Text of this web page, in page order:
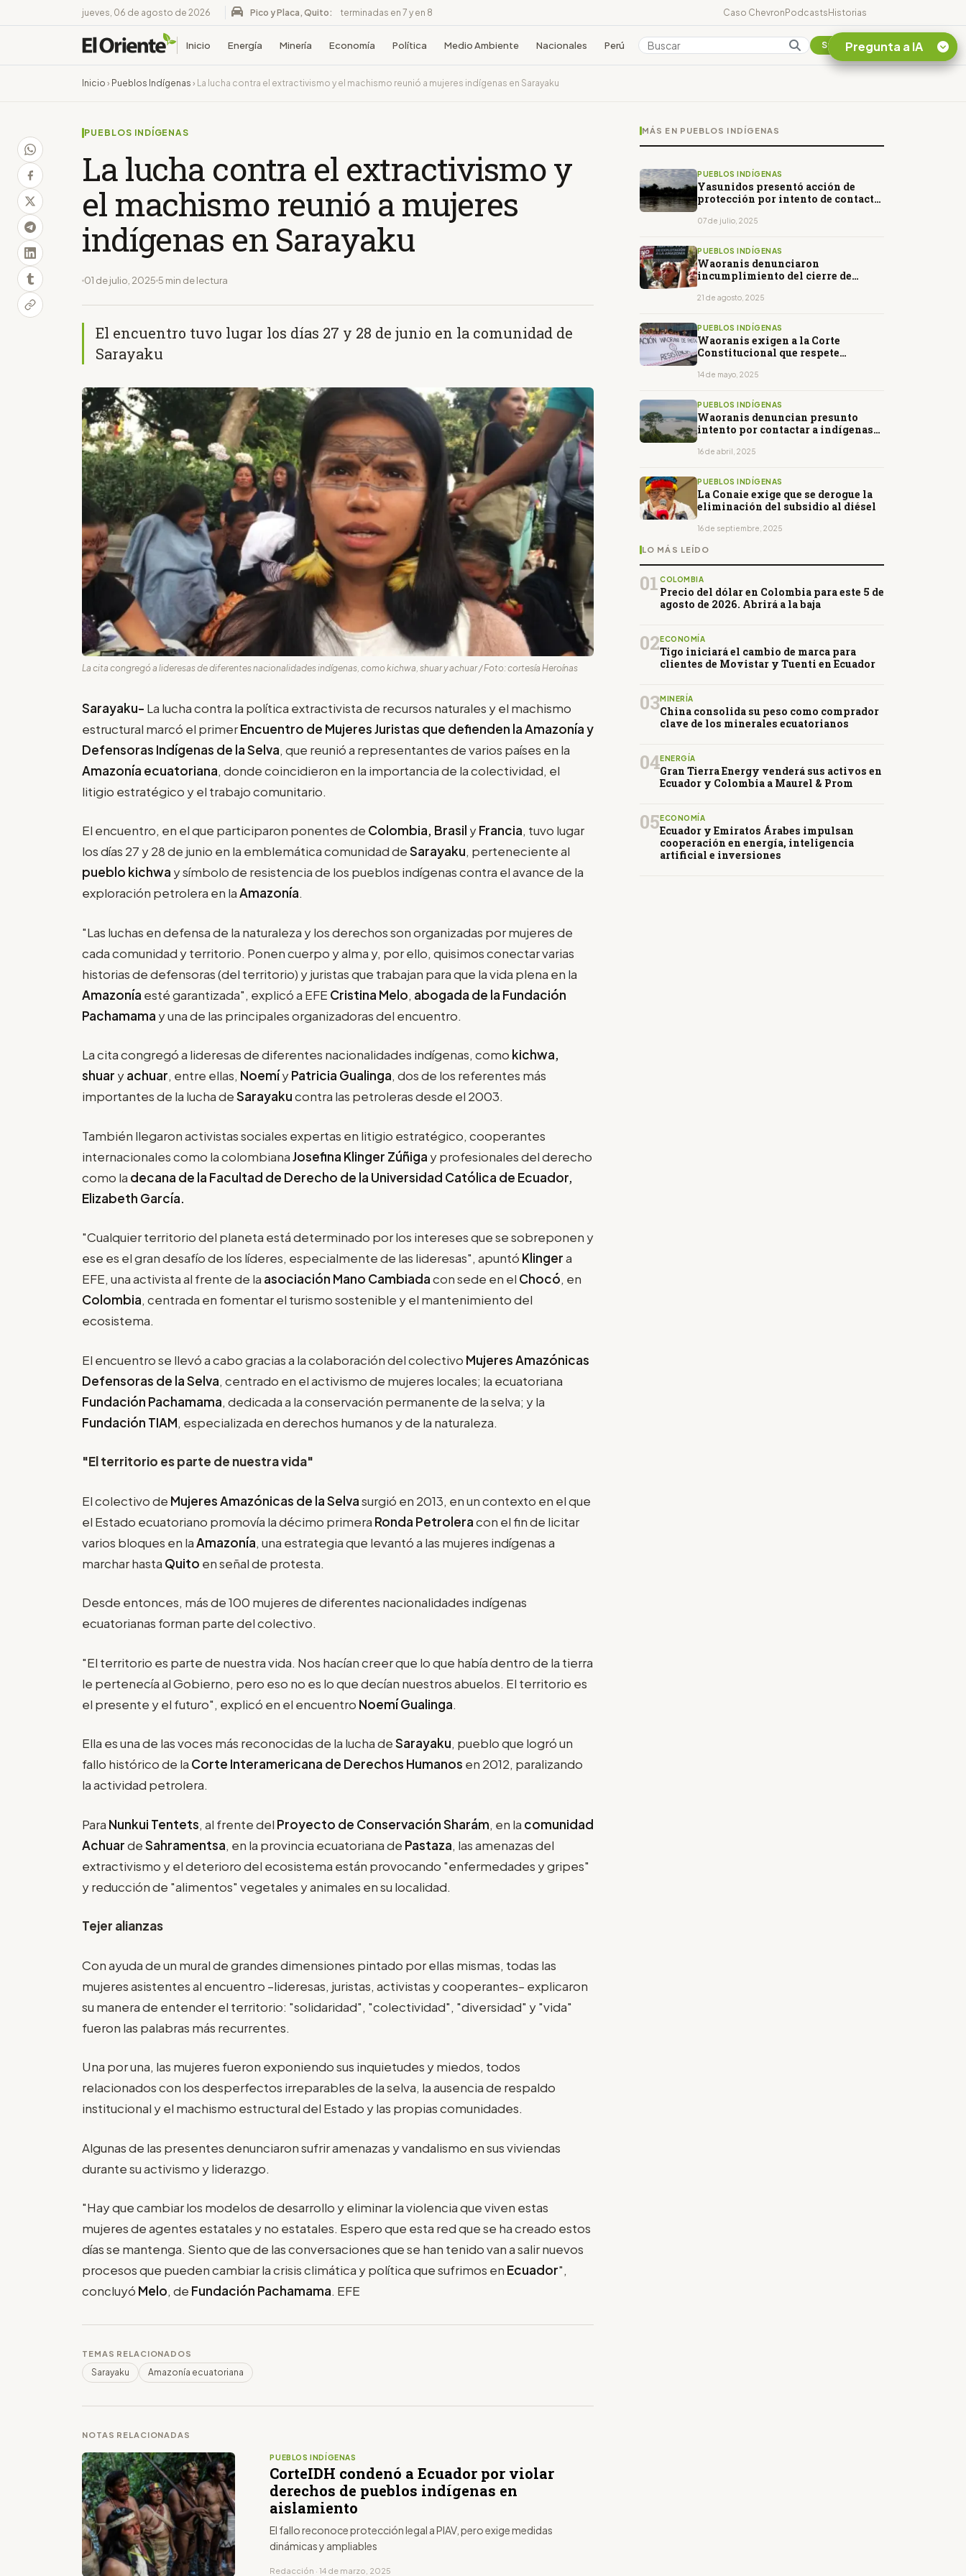
jueves, 06 de agosto de 2026 Pico y Placa, Quito: terminadas en 7 y en 8 Caso ChevronPodcastsHistorias
Inicio Energía Minería Economía Política Medio Ambiente Nacionales Perú Colombia Suscribirse
Inicio › Pueblos Indígenas › La lucha contra el extractivismo y el machismo reunió a mujeres indígenas en Sarayaku
PUEBLOS INDÍGENAS
La lucha contra el extractivismo y
el machismo reunió a mujeres
indígenas en Sarayaku
01 de julio, 2025 5 min de lectura
El encuentro tuvo lugar los días 27 y 28 de junio en la comunidad de
Sarayaku
La cita congregó a lideresas de diferentes nacionalidades indígenas, como kichwa, shuar y achuar / Foto: cortesía Heroínas
Sarayaku- La lucha contra la política extractivista de recursos naturales y el machismo
estructural marcó el primerEncuentro de Mujeres Juristas que defienden la Amazonía y
Defensoras Indígenas de la Selva, que reunió a representantes de varios países en la
Amazonía ecuatoriana, donde coincidieron en la importancia de la colectividad, el
litigio estratégico y el trabajo comunitario.
El encuentro, en el que participaron ponentes de Colombia, Brasil yFrancia, tuvo lugar
los días 27 y 28 de junio en la emblemática comunidad deSarayaku, perteneciente al
pueblo kichwa y símbolo de resistencia de los pueblos indígenas contra el avance de la
exploración petrolera en laAmazonía.
"Las luchas en defensa de la naturaleza y los derechos son organizadas por mujeres de
cada comunidad y territorio. Ponen cuerpo y alma y, por ello, quisimos conectar varias
historias de defensoras (del territorio) y juristas que trabajan para que la vida plena en la
Amazonía esté garantizada", explicó a EFE Cristina Melo, abogada de la Fundación
Pachamama y una de las principales organizadoras del encuentro.
La cita congregó a lideresas de diferentes nacionalidades indígenas, como kichwa,
shuar yachuar, entre ellas, NoemíyPatricia Gualinga, dos de los referentes más
importantes de la lucha deSarayakucontra las petroleras desde el 2003.
También llegaron activistas sociales expertas en litigio estratégico, cooperantes
internacionales como la colombianaJosefina Klinger Zúñiga y profesionales del derecho
como la decana de la Facultad de Derecho de la Universidad Católica de Ecuador,
Elizabeth García.
"Cualquier territorio del planeta está determinado por los intereses que se sobreponen y
ese es el gran desafío de los líderes, especialmente de las lideresas", apuntó Klingera
EFE, una activista al frente de la asociación Mano Cambiadacon sede en el Chocó, en
Colombia, centrada en fomentar el turismo sostenible y el mantenimiento del
ecosistema.
El encuentro se llevó a cabo gracias a la colaboración del colectivo Mujeres Amazónicas
Defensoras de la Selva, centrado en el activismo de mujeres locales; la ecuatoriana
Fundación Pachamama, dedicada a la conservación permanente de la selva; y la
Fundación TIAM, especializada en derechos humanos y de la naturaleza.
"El territorio es parte de nuestra vida"
El colectivo de Mujeres Amazónicas de la Selvasurgió en 2013, en un contexto en el que
el Estado ecuatoriano promovía la décimo primera Ronda Petroleracon el fin de licitar
varios bloques en laAmazonía, una estrategia que levantó a las mujeres indígenas a
marchar hasta Quito en señal de protesta.
Desde entonces, más de 100 mujeres de diferentes nacionalidades indígenas
ecuatorianas forman parte del colectivo.
"El territorio es parte de nuestra vida. Nos hacían creer que lo que había dentro de la tierra
le pertenecía al Gobierno, pero eso no es lo que decían nuestros abuelos. El territorio es
el presente y el futuro", explicó en el encuentro Noemí Gualinga.
Ella es una de las voces más reconocidas de la lucha deSarayaku, pueblo que logró un
fallo histórico de la Corte Interamericana de Derechos Humanos en 2012, paralizando
la actividad petrolera.
Para Nunkui Tentets, al frente del Proyecto de Conservación Sharám, en la comunidad
AchuardeSahramentsa, en la provincia ecuatoriana de Pastaza, las amenazas del
extractivismo y el deterioro del ecosistema están provocando "enfermedades y gripes"
y reducción de "alimentos" vegetales y animales en su localidad.
Tejer alianzas
Con ayuda de un mural de grandes dimensiones pintado por ellas mismas, todas las
mujeres asistentes al encuentro –lideresas, juristas, activistas y cooperantes– explicaron
su manera de entender el territorio: "solidaridad", "colectividad", "diversidad" y "vida"
fueron las palabras más recurrentes.
Una por una, las mujeres fueron exponiendo sus inquietudes y miedos, todos
relacionados con los desperfectos irreparables de la selva, la ausencia de respaldo
institucional y el machismo estructural del Estado y las propias comunidades.
Algunas de las presentes denunciaron sufrir amenazas y vandalismo en sus viviendas
durante su activismo y liderazgo.
"Hay que cambiar los modelos de desarrollo y eliminar la violencia que viven estas
mujeres de agentes estatales y no estatales. Espero que esta red que se ha creado estos
días se mantenga. Siento que de las conversaciones que se han tenido van a salir nuevos
procesos que pueden cambiar la crisis climática y política que sufrimos en Ecuador",
concluyó Melo, de Fundación Pachamama. EFE
TEMAS RELACIONADOS
Sarayaku Amazonía ecuatoriana
NOTAS RELACIONADAS
PUEBLOS INDÍGENAS
CorteIDH condenó a Ecuador por violar
derechos de pueblos indígenas en
aislamiento
El fallo reconoce protección legal a PIAV, pero exige medidas
dinámicas y ampliables
Redacción · 14 de marzo, 2025
MÁS EN PUEBLOS INDÍGENAS
PUEBLOS INDÍGENAS
Yasunidos presentó acción de
protección por intento de contacto
07 de julio, 2025
PUEBLOS INDÍGENAS
Waoranis denunciaron
incumplimiento del cierre de
21 de agosto, 2025
PUEBLOS INDÍGENAS
Waoranis exigen a la Corte
Constitucional que respete
14 de mayo, 2025
PUEBLOS INDÍGENAS
Waoranis denuncian presunto
intento por contactar a indígenas
16 de abril, 2025
PUEBLOS INDÍGENAS
La Conaie exige que se derogue la
eliminación del subsidio al diésel
16 de septiembre, 2025
LO MÁS LEÍDO
01 COLOMBIA
Precio del dólar en Colombia para este 5 de
agosto de 2026. Abrirá a la baja
02 ECONOMÍA
Tigo iniciará el cambio de marca para
clientes de Movistar y Tuenti en Ecuador
03MINERÍA
China consolida su peso como comprador
clave de los minerales ecuatorianos
04ENERGÍA
Gran Tierra Energy venderá sus activos en
Ecuador y Colombia a Maurel & Prom
05 ECONOMÍA
Ecuador y Emiratos Árabes impulsan
cooperación en energía, inteligencia
artificial e inversiones
Pregunta a IA
¿En que consiste la